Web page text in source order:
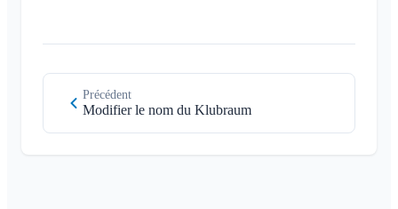
Précédent
Modifier le nom du Klubraum